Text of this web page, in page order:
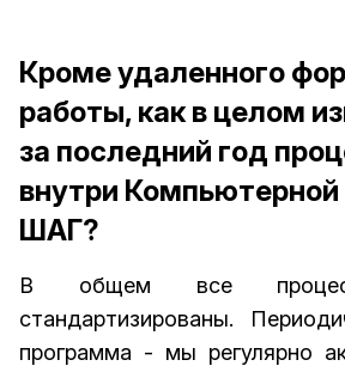
Кроме удаленного
работы, как в целом
за последний год
внутри
ШАГ?
В общем все
стандартизированы.
программа - мы регулярно